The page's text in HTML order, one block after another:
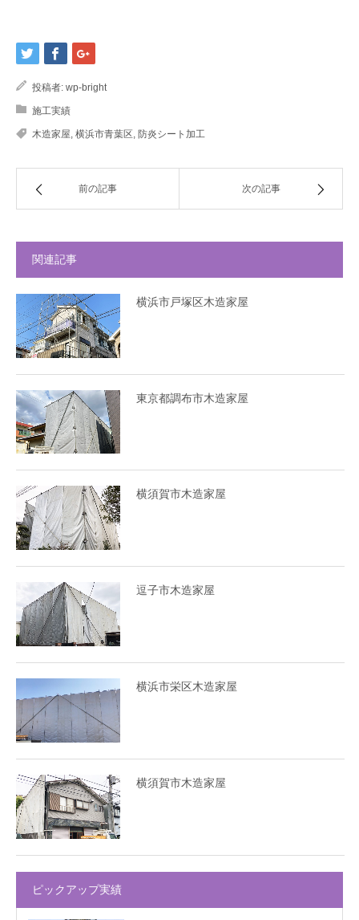
投稿者: wp-bright
施工実績
木造家屋 横浜市青葉区 防炎シート加工
前の記事 次の記事
関連記事
横浜市戸塚区木造家屋
東京都調布市木造家屋
横須賀市木造家屋
逗子市木造家屋
横浜市栄区木造家屋
横須賀市木造家屋
ピックアップ実績